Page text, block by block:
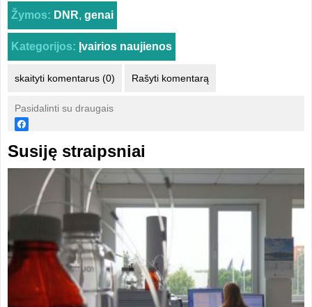
Žymos: DNR, genai
Kategorijos: Įvairios naujienos
skaityti komentarus (0) Rašyti komentarą
Pasidalinti su draugais
Susiję straipsniai